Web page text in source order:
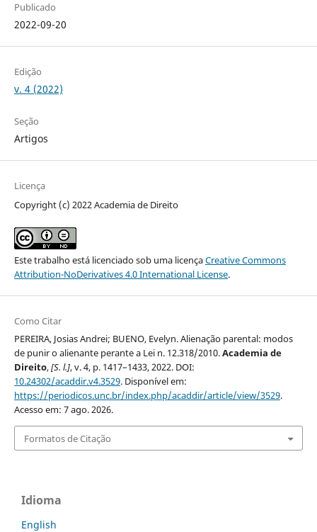
Publicado
2022-09-20
Edição
v. 4 (2022)
Seção
Artigos
Licença
Copyright (c) 2022 Academia de Direito
Este trabalho está licenciado sob uma licençaCreative Commons
Attribution-NoDerivatives 4.0 International License.
Como Citar
PEREIRA, Josias Andrei; BUENO, Evelyn. Alienação parental: modos
de punir o alienante perante a Lei n. 12.318/2010.Academia de
Direito,[S. l.], v. 4, p. 1417–1433, 2022. DOI:
10.24302/acaddir.v4.3529. Disponível em:
https://periodicos.unc.br/index.php/acaddir/article/view/3529.
Acesso em: 7 ago. 2026.
Formatos de Citação
Idioma
English